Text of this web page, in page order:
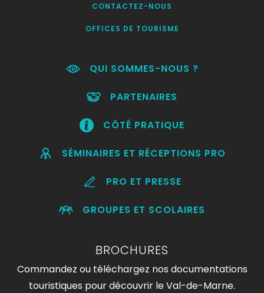
CONTACTEZ-NOUS
OFFICES DE TOURISME
QUI SOMMES-NOUS ?
PARTENAIRES
CÔTÉ PRATIQUE
SÉMINAIRES ET RÉCEPTIONS PRO
PRO ET PRESSE
GROUPES ET SCOLAIRES
BROCHURES
Commandez ou téléchargez nos documentations
touristiques pour découvrir le Val-de-Marne.